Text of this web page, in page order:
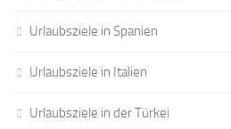
Urlaubsziele in Spanien
Urlaubsziele in Italien
Urlaubsziele in der Türkei